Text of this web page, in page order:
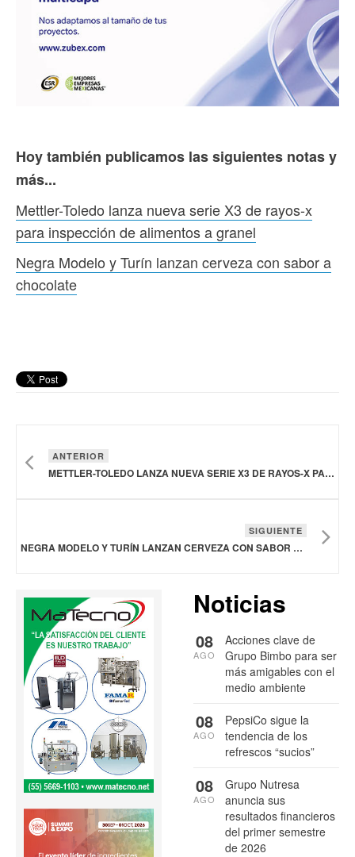
Hoy también publicamos las siguientes notas y
más...
Mettler-Toledo lanza nueva serie X3 de rayos-x
para inspección de alimentos a granel
Negra Modelo y Turín lanzan cerveza con sabor a
chocolate
ANTERIOR
METTLER-TOLEDO LANZA NUEVA SERIE X3 DE RAYOS-X PARA INSPECCIÓN DE ALIMENTOS A GRANEL
SIGUIENTE
NEGRA MODELO Y TURÍN LANZAN CERVEZA CON SABOR A CHOCOLATE
Noticias
Acciones clave de
Grupo Bimbo para ser
más amigables con el
medio ambiente
08
AGO
PepsiCo sigue la
tendencia de los
refrescos “sucios”
08
AGO
Grupo Nutresa
anuncia sus
resultados financieros
del primer semestre
de 2026
08
AGO